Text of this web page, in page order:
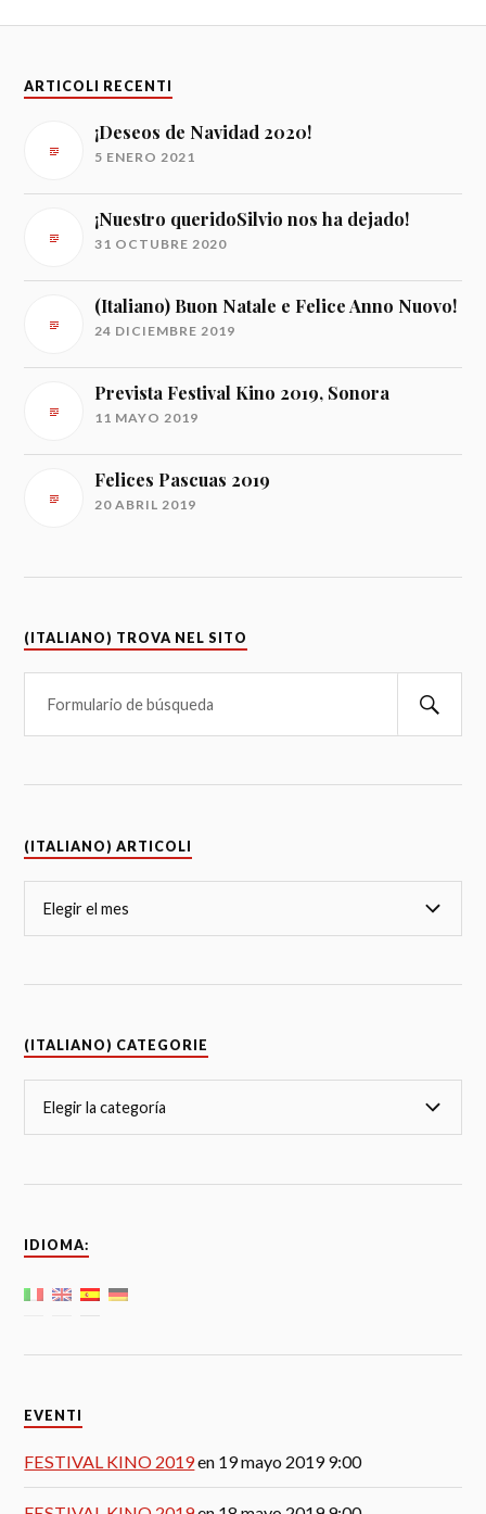
ARTICOLI RECENTI
¡Deseos de Navidad 2020!
5 ENERO 2021
¡Nuestro queridoSilvio nos ha dejado!
31 OCTUBRE 2020
(Italiano) Buon Natale e Felice Anno Nuovo!
24 DICIEMBRE 2019
Prevista Festival Kino 2019, Sonora
11 MAYO 2019
Felices Pascuas 2019
20 ABRIL 2019
(ITALIANO) TROVA NEL SITO
(ITALIANO) ARTICOLI
(ITALIANO) CATEGORIE
IDIOMA:
EVENTI
FESTIVAL KINO 2019en 19 mayo 2019 9:00